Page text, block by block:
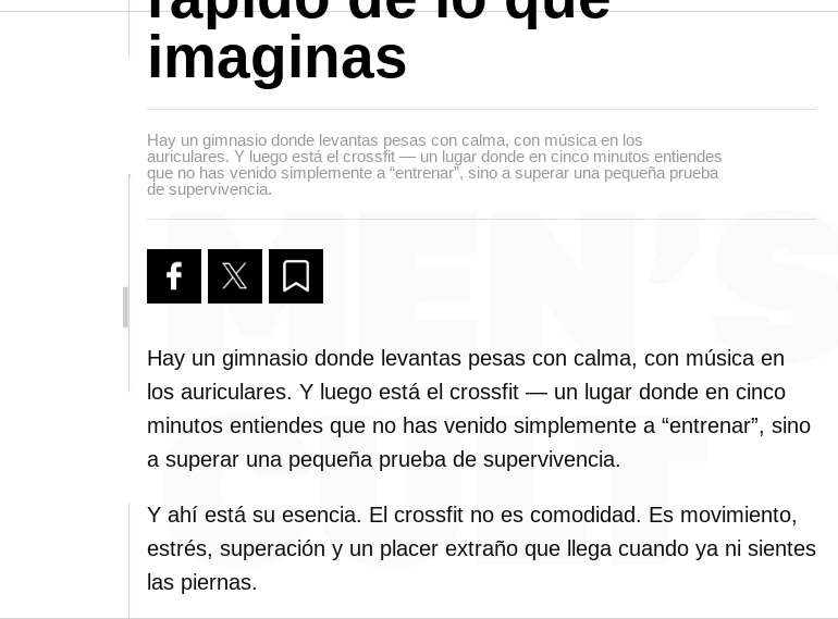
imaginas
Hay un gimnasio donde levantas pesas con calma, con música en los
auriculares. Y luego está el crossfit — un lugar donde en cinco minutos entiendes
que no has venido simplemente a “entrenar”, sino a superar una pequeña prueba
de supervivencia.
Hay un gimnasio donde levantas pesas con calma, con música en
los auriculares. Y luego está el crossfit — un lugar donde en cinco
minutos entiendes que no has venido simplemente a “entrenar”, sino
a superar una pequeña prueba de supervivencia.
Y ahí está su esencia. El crossfit no es comodidad. Es movimiento,
estrés, superación y un placer extraño que llega cuando ya ni sientes
las piernas.